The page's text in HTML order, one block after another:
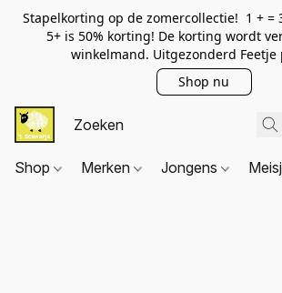
Stapelkorting op de zomercollectie! 1 + =
5+ is 50% korting! De korting wordt
winkelmand. Uitgezonderd Feetje
Shop nu
Shop Merken Jongens